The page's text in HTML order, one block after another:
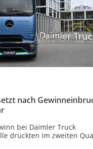
nach
bei Daimler Truck
drückten im zweiten